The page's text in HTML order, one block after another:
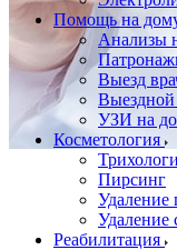
Помощь на
Анализы
Выезд
УЗИ на
Косметология
Пирсинг
Удаление
Удаление
Реабилитация